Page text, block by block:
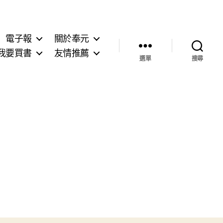
電子報
關於奉元
要買書
友情推薦 選單 搜尋